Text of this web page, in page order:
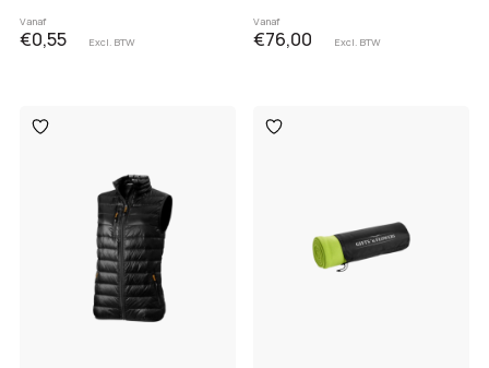
Vanaf
€0,55 Excl. BTW
Vanaf
€76,00 Excl. BTW
Toevoegen
aan
Toevoegen
aan